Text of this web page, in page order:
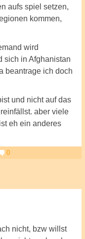
aufs spiel setzen,
kommen,
wird
sich in Afghanistan
beantrage ich doch
und nicht auf das
aber viele
eh ein anderes
0
nicht, bzw willst